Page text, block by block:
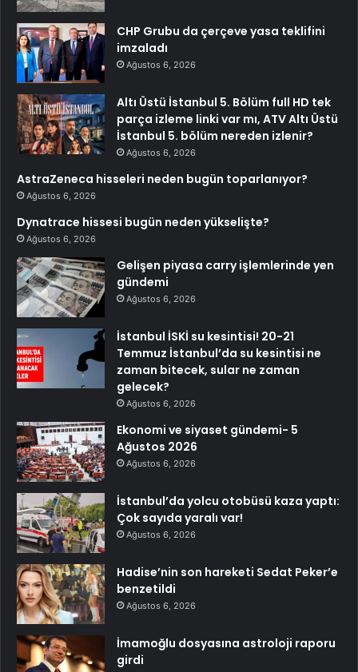
CHP Grubu da çerçeve yasa teklifini
imzaladı
Ağustos 6, 2026
Altı Üstü İstanbul 5. Bölüm full HD tek
parça izleme linki var mı, ATV Altı Üstü
İstanbul 5. bölüm nereden izlenir?
Ağustos 6, 2026
AstraZeneca hisseleri neden bugün toparlanıyor?
Ağustos 6, 2026
Dynatrace hissesi bugün neden yükselişte?
Ağustos 6, 2026
Gelişen piyasa carry işlemlerinde yen
gündemi
Ağustos 6, 2026
İstanbul İSKİ su kesintisi! 20-21
Temmuz İstanbul’da su kesintisi ne
zaman bitecek, sular ne zaman
gelecek?
Ağustos 6, 2026
Ekonomi ve siyaset gündemi- 5
Ağustos 2026
Ağustos 6, 2026
İstanbul’da yolcu otobüsü kaza yaptı:
Çok sayıda yaralı var!
Ağustos 6, 2026
Hadise’nin son hareketi Sedat Peker’e
benzetildi
Ağustos 6, 2026
İmamoğlu dosyasına astroloji raporu
girdi